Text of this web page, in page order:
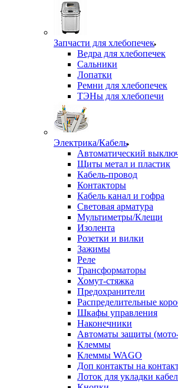
Запчасти для хлебопечек
Ведра для хлебопечек
Сальники
Лопатки
Ремни для хлебопечек
ТЭНы для хлебопечи
Электрика/Кабель
Автоматический
Щиты метал и пластик
Кабель-провод
Контакторы
Кабель канал и гофра
Световая арматура
Мультиметры/Клещи
Изолента
Розетки и вилки
Зажимы
Реле
Трансформаторы
Хомут-стяжка
Предохранители
Распределительные
Шкафы управления
Наконечники
Автоматы защиты
Клеммы
Клеммы WAGO
Доп контакты на
Лоток для укладки